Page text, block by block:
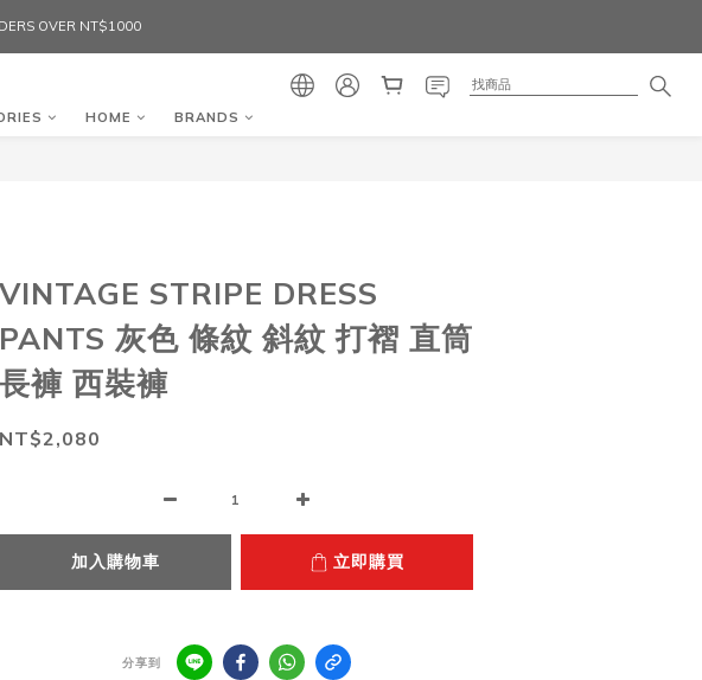
OVER NT$1000
HOME BRANDS
VINTAGE STRIPE DRESS
PANTS 灰色 條紋 斜紋 打褶 直筒
長褲 西裝褲
NT$2,080
加入購物車 立即購買
分享到